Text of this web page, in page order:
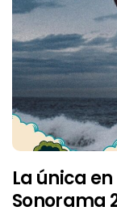
La única
Sonorama